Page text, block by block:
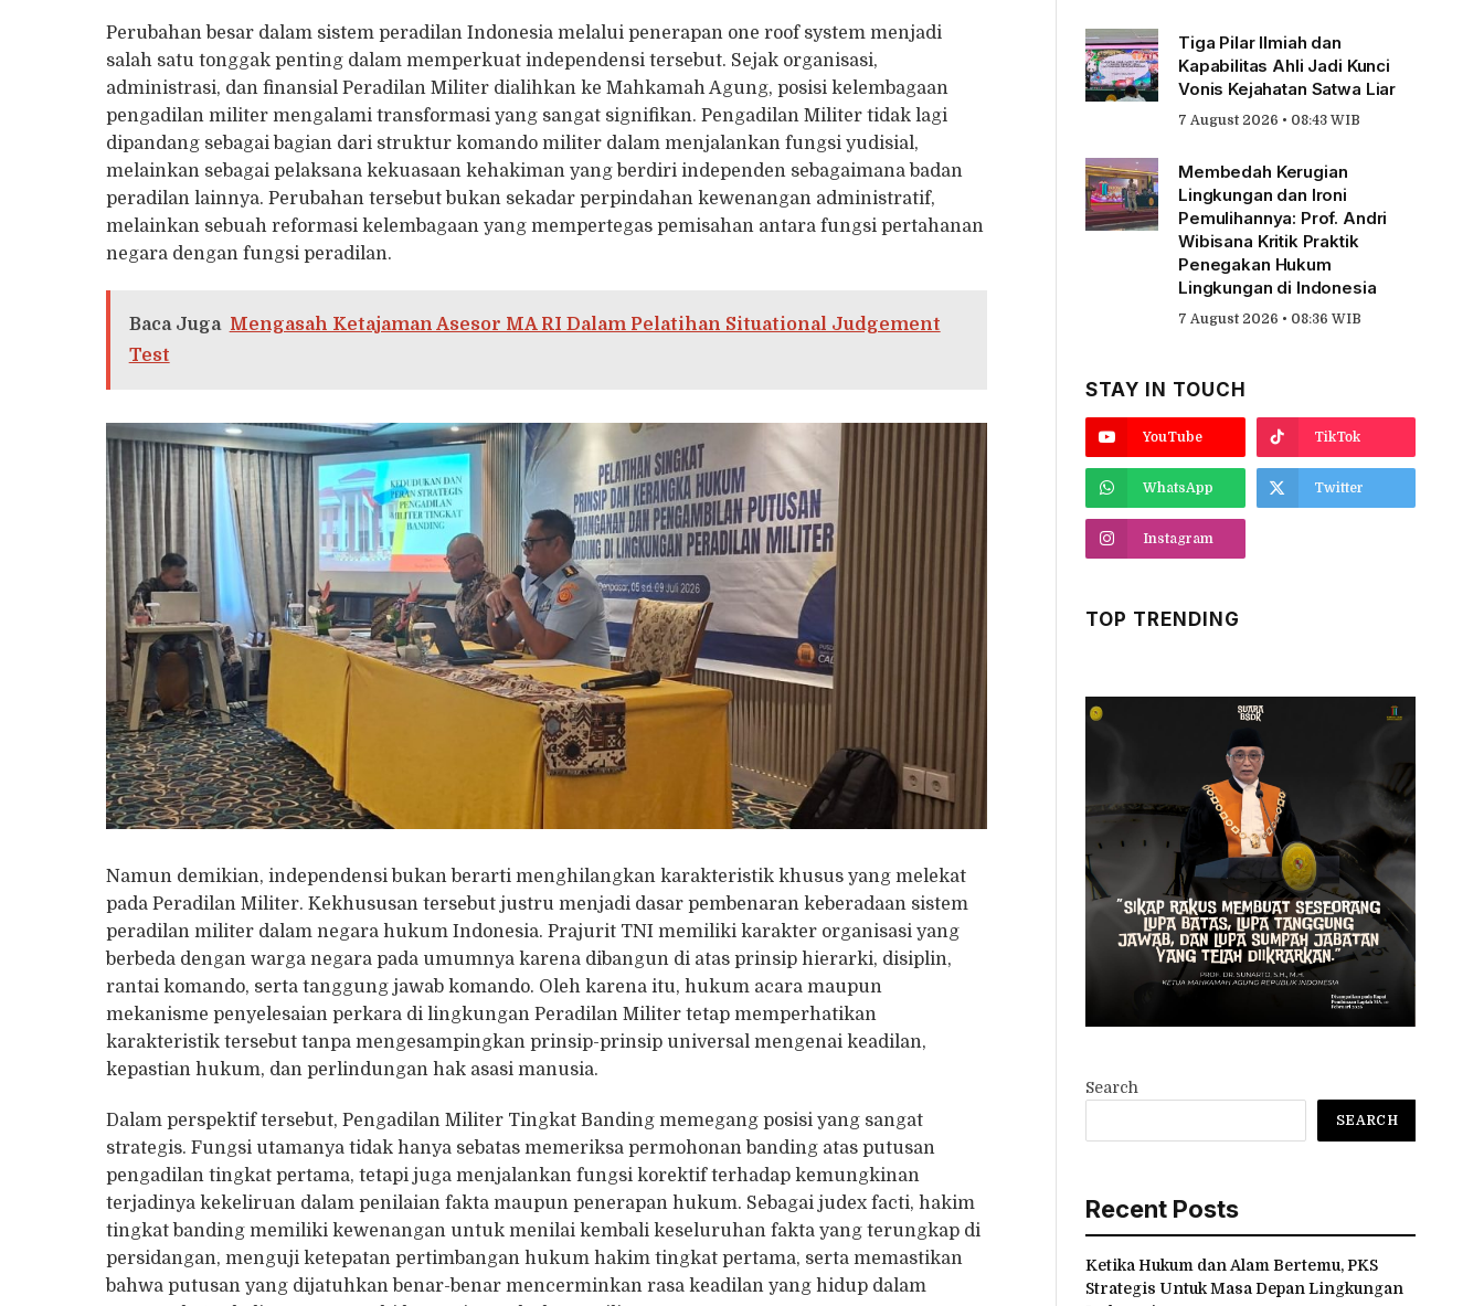
Perubahan besar dalam sistem peradilan Indonesia melalui penerapan one roof system menjadi
salah satu tonggak penting dalam memperkuat independensi tersebut. Sejak organisasi,
administrasi, dan finansial Peradilan Militer dialihkan ke Mahkamah Agung, posisi kelembagaan
pengadilan militer mengalami transformasi yang sangat signifikan. Pengadilan Militer tidak lagi
dipandang sebagai bagian dari struktur komando militer dalam menjalankan fungsi yudisial,
melainkan sebagai pelaksana kekuasaan kehakiman yang berdiri independen sebagaimana badan
peradilan lainnya. Perubahan tersebut bukan sekadar perpindahan kewenangan administratif,
melainkan sebuah reformasi kelembagaan yang mempertegas pemisahan antara fungsi pertahanan
negara dengan fungsi peradilan.
Baca Juga Mengasah Ketajaman Asesor MA RI Dalam Pelatihan Situational Judgement
Test
Namun demikian, independensi bukan berarti menghilangkan karakteristik khusus yang melekat
pada Peradilan Militer. Kekhususan tersebut justru menjadi dasar pembenaran keberadaan sistem
peradilan militer dalam negara hukum Indonesia. Prajurit TNI memiliki karakter organisasi yang
berbeda dengan warga negara pada umumnya karena dibangun di atas prinsip hierarki, disiplin,
rantai komando, serta tanggung jawab komando. Oleh karena itu, hukum acara maupun
mekanisme penyelesaian perkara di lingkungan Peradilan Militer tetap memperhatikan
karakteristik tersebut tanpa mengesampingkan prinsip-prinsip universal mengenai keadilan,
kepastian hukum, dan perlindungan hak asasi manusia.
Dalam perspektif tersebut, Pengadilan Militer Tingkat Banding memegang posisi yang sangat
strategis. Fungsi utamanya tidak hanya sebatas memeriksa permohonan banding atas putusan
pengadilan tingkat pertama, tetapi juga menjalankan fungsi korektif terhadap kemungkinan
terjadinya kekeliruan dalam penilaian fakta maupun penerapan hukum. Sebagai judex facti, hakim
tingkat banding memiliki kewenangan untuk menilai kembali keseluruhan fakta yang terungkap di
persidangan, menguji ketepatan pertimbangan hukum hakim tingkat pertama, serta memastikan
bahwa putusan yang dijatuhkan benar-benar mencerminkan rasa keadilan yang hidup dalam
Tiga Pilar Ilmiah dan
Kapabilitas Ahli Jadi Kunci
Vonis Kejahatan Satwa Liar
7 August 2026 • 08:43 WIB
Membedah Kerugian
Lingkungan dan Ironi
Pemulihannya: Prof. Andri
Wibisana Kritik Praktik
Penegakan Hukum
Lingkungan di Indonesia
7 August 2026 • 08:36 WIB
STAY IN TOUCH
YouTube TikTok
WhatsApp Twitter
Instagram
TOP TRENDING
Search
SEARCH
Recent Posts
Ketika Hukum dan Alam Bertemu, PKS
Strategis Untuk Masa Depan Lingkungan